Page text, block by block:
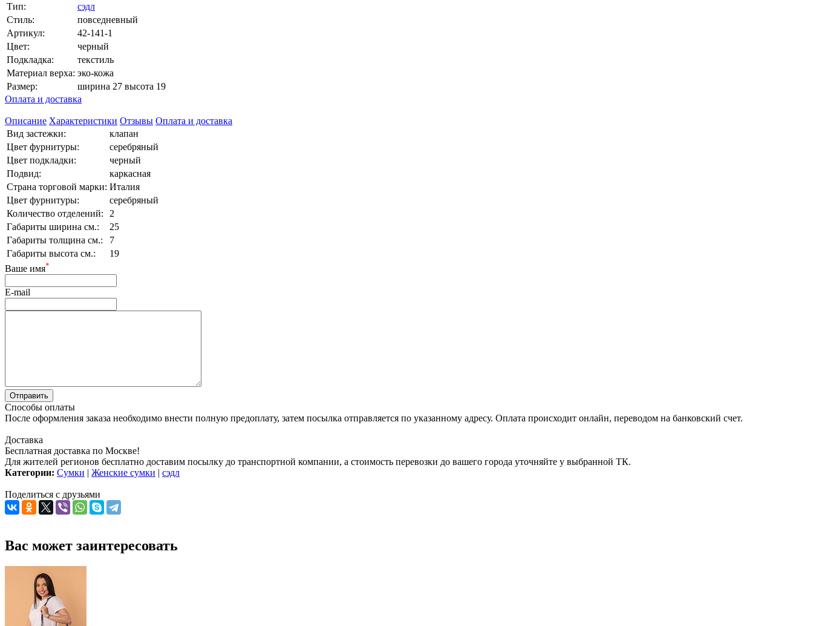
Тип:
сэдл
Стиль:
повседневный
Артикул:
42-141-1
Цвет:
черный
Подкладка:
текстиль
Материал верха: эко-кожа
Размер:
ширина 27 высота 19
Оплата и доставка
Описание Характеристики Отзывы Оплата и доставка
Вид застежки:
клапан
Цвет фурнитуры:
серебряный
Цвет подкладки:
черный
Подвид:
каркасная
Страна торговой марки: Италия
Цвет фурнитуры:
серебряный
Количество отделений:
2
Габариты ширина см.:
25
Габариты толщина см.:
7
Габариты высота см.:
19
Ваше имя*
E-mail
Способы оплаты
После оформления заказа необходимо внести полную предоплату, затем посылка отправляется по указанному адресу. Оплата происходит онлайн, переводом на банковский счет.
Доставка
Бесплатная доставка по Москве!
Для жителей регионов бесплатно доставим посылку до транспортной компании, а стоимость перевозки до вашего города уточняйте у выбранной ТК.
Категории: Сумки | Женские сумки | сэдл
Поделиться с друзьями
Вас может заинтересовать